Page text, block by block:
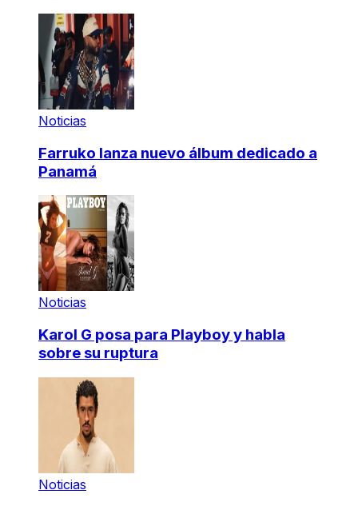
Noticias
Farruko lanza nuevo álbum dedicado a
Panamá
Noticias
Karol G posa para Playboy y habla
sobre su ruptura
Noticias